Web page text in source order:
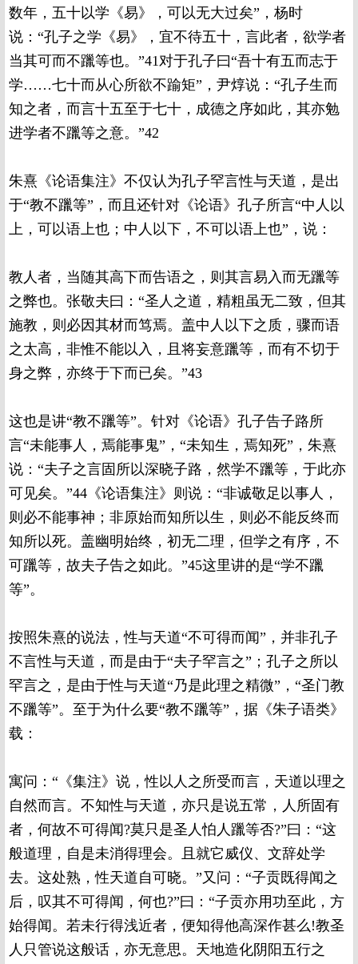
数年，五十以学《易》，可以无大过矣”，杨时
说：“孔子之学《易》，宜不待五十，言此者，欲学者
当其可而不躐等也。”41对于孔子曰“吾十有五而志于
学……七十而从心所欲不踰矩”，尹焞说：“孔子生而
知之者，而言十五至于七十，成德之序如此，其亦勉
进学者不躐等之意。”42
朱熹《论语集注》不仅认为孔子罕言性与天道，是出
于“教不躐等”，而且还针对《论语》孔子所言“中人以
上，可以语上也；中人以下，不可以语上也”，说：
教人者，当随其高下而告语之，则其言易入而无躐等
之弊也。张敬夫曰：“圣人之道，精粗虽无二致，但其
施教，则必因其材而笃焉。盖中人以下之质，骤而语
之太高，非惟不能以入，且将妄意躐等，而有不切于
身之弊，亦终于下而已矣。”43
这也是讲“教不躐等”。针对《论语》孔子告子路所
言“未能事人，焉能事鬼”，“未知生，焉知死”，朱熹
说：“夫子之言固所以深晓子路，然学不躐等，于此亦
可见矣。”44《论语集注》则说：“非诚敬足以事人，
则必不能事神；非原始而知所以生，则必不能反终而
知所以死。盖幽明始终，初无二理，但学之有序，不
可躐等，故夫子告之如此。”45这里讲的是“学不躐
等”。
按照朱熹的说法，性与天道“不可得而闻”，并非孔子
不言性与天道，而是由于“夫子罕言之”；孔子之所以
罕言之，是由于性与天道“乃是此理之精微”，“圣门教
不躐等”。至于为什么要“教不躐等”，据《朱子语类》
载：
寓问：“《集注》说，性以人之所受而言，天道以理之
自然而言。不知性与天道，亦只是说五常，人所固有
者，何故不可得闻?莫只是圣人怕人躐等否?”曰：“这
般道理，自是未消得理会。且就它威仪、文辞处学
去。这处熟，性天道自可晓。”又问：“子贡既得闻之
后，叹其不可得闻，何也?”曰：“子贡亦用功至此，方
始得闻。若未行得浅近者，便知得他高深作甚么!教圣
人只管说这般话，亦无意思。天地造化阴阳五行之